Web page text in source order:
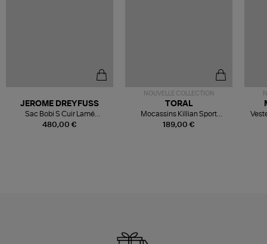
480,00 €
JEROME DREYFUSS
Sac Bobi S Cuir Lamé
Champagne
NOUVELLE COLLECTION
189,00 €
TORAL
Mocassins Killian Sport
Mousse